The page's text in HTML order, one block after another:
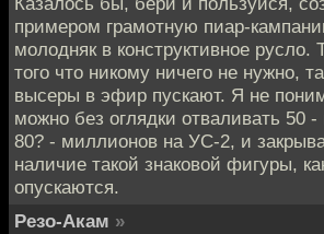
примером грамотную пиар-
молодняк в конструктивное русло.
того что никому ничего не нужно,
высеры в эфир пускают. Я не
можно без оглядки отваливать 50
80? - миллионов на УС-2, и
наличие такой знаковой фигуры,
опускаются.
Резо-Акам »